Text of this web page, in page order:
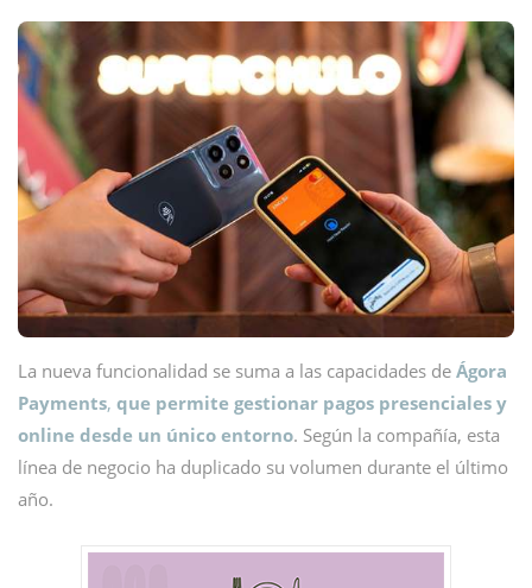
La nueva funcionalidad se suma a las capacidades de Ágora
Payments, que permite gestionar pagos presenciales y
online desde un único entorno. Según la compañía, esta
línea de negocio ha duplicado su volumen durante el último
año.